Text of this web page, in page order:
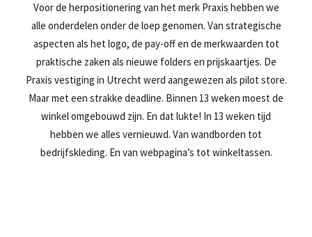
Voor de herpositionering van het merk Praxis hebben we
alle onderdelen onder de loep genomen. Van strategische
aspecten als het logo, de pay-off en de merkwaarden tot
praktische zaken als nieuwe folders en prijskaartjes. De
Praxis vestiging in Utrecht werd aangewezen als pilot store.
Maar met een strakke deadline. Binnen 13 weken moest de
winkel omgebouwd zijn. En dat lukte! In 13 weken tijd
hebben we alles vernieuwd. Van wandborden tot
bedrijfskleding. En van webpagina’s tot winkeltassen.